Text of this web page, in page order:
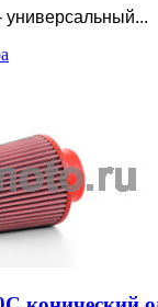
универсальный...